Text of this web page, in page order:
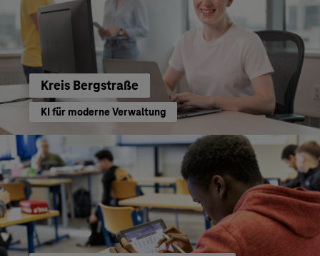
Kreis Bergstraße
KI für moderne Verwaltung